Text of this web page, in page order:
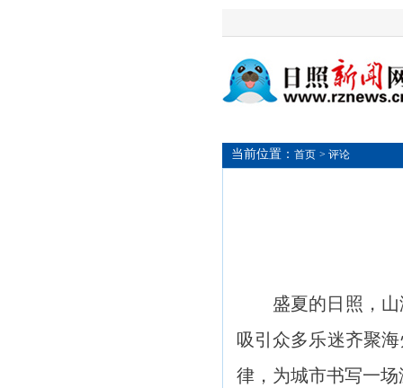
当前位置： 首页 > 评论
盛夏的日照，山海
吸引众多乐迷齐聚
律，为城市书写一